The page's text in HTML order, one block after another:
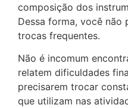
composição dos
Dessa forma, você não
trocas frequentes.
Não é incomum
relatem dificuldades
precisarem trocar
que utilizam nas